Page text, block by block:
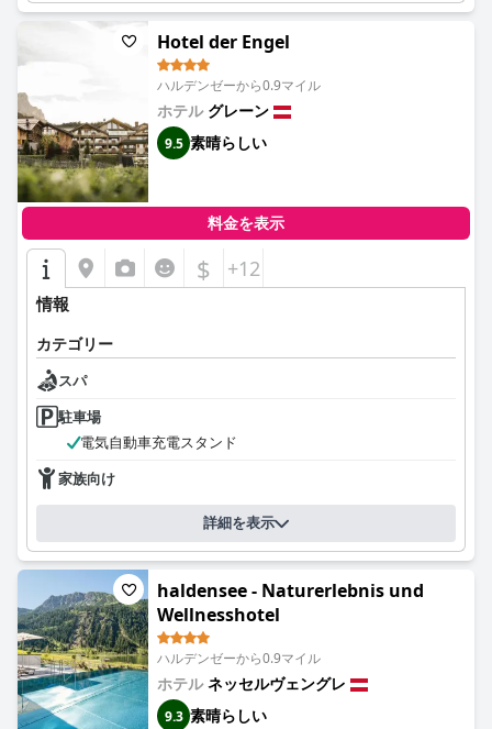
パノラマビューが広がる4階のスカイスパでは、マッサージやク
レンジング・ピーリング、フェイシャルトリートメントをお楽し
みいただけます。美しいオーストリア・チロル地方で、リラクゼ
ーションと若返りのための完璧な隠れ家的ホテルです。
Hotel der Engel
ハルデンゼーから0.9マイル
ホテル グレーン
9.5 素晴らしい
料金を表示
$ +12
情報
カテゴリー
スパ
駐車場
電気自動車充電スタンド
家族向け
詳細を表示
haldensee - Naturerlebnis und
Wellnesshotel
ハルデンゼーから0.9マイル
ホテルネッセルヴェングレ
9.3 素晴らしい